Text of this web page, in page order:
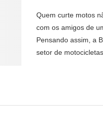
Quem curte motos
com os amigos de
Pensando assim, a
setor de